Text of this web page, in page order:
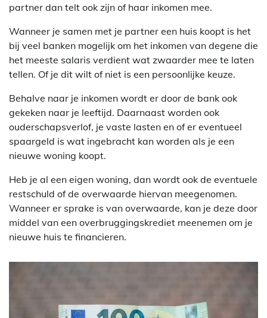
partner dan telt ook zijn of haar inkomen mee.
Wanneer je samen met je partner een huis koopt is het
bij veel banken mogelijk om het inkomen van degene die
het meeste salaris verdient wat zwaarder mee te laten
tellen. Of je dit wilt of niet is een persoonlijke keuze.
Behalve naar je inkomen wordt er door de bank ook
gekeken naar je leeftijd. Daarnaast worden ook
ouderschapsverlof, je vaste lasten en of er eventueel
spaargeld is wat ingebracht kan worden als je een
nieuwe woning koopt.
Heb je al een eigen woning, dan wordt ook de eventuele
restschuld of de overwaarde hiervan meegenomen.
Wanneer er sprake is van overwaarde, kan je deze door
middel van een overbruggingskrediet meenemen om je
nieuwe huis te financieren.